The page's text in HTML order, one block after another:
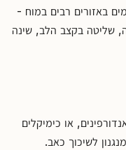
באזורים רבים במוח -
שליטה בקצב הלב, שינה
או כימיקלים
לשיכוך כאב.